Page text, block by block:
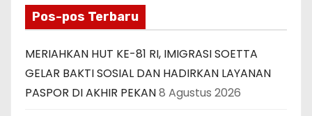
i
n
a
s
Pos-pos Terbaru
MERIAHKAN HUT KE-81 RI, IMIGRASI SOETTA
GELAR BAKTI SOSIAL DAN HADIRKAN LAYANAN
PASPOR DI AKHIR PEKAN8 Agustus 2026